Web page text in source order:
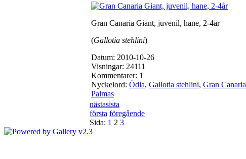
Gran Canaria Giant, juvenil, hane, 2-4år
(Gallotia stehlini)
Datum: 2010-10-26
Visningar: 24111
Kommentarer: 1
Nyckelord: Ödla, Gallotia stehlini, Gran Canaria
Palmas
nästasista
första föregående
Sida: 1 2 3